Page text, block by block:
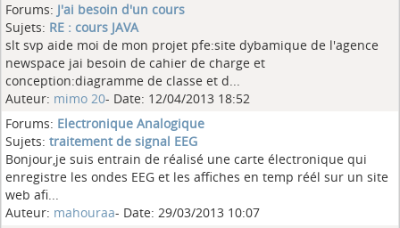
Forums: J'ai besoin d'un cours
Sujets: RE : cours JAVA
slt svp aide moi de mon projet pfe:site dybamique de l'agence
newspace jai besoin de cahier de charge et
conception:diagramme de classe et d...
Auteur: mimo 20- Date: 12/04/2013 18:52
Forums: Electronique Analogique
Sujets: traitement de signal EEG
Bonjour,je suis entrain de réalisé une carte électronique qui
enregistre les ondes EEG et les affiches en temp réél sur un site
web afi...
Auteur: mahouraa- Date: 29/03/2013 10:07